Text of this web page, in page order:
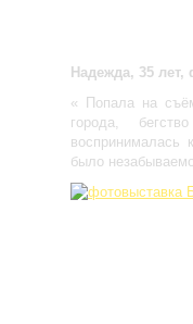
Надежда, 35 лет,
« Попала на
города,
воспринималась
было